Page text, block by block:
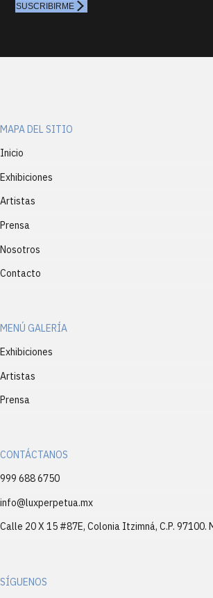
SUSCRIBIRME
MAPA DEL SITIO
Inicio
Exhibiciones
Artistas
Prensa
Nosotros
Contacto
MENÚ GALERÍA
Exhibiciones
Artistas
Prensa
CONTÁCTANOS
999 688 6750
info@luxperpetua.mx
Calle 20 X 15 #87E, Colonia Itzimná, C.P. 97100.
SÍGUENOS